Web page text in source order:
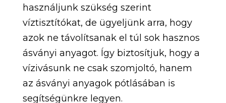
használjunk szükség szerint
víztisztítókat, de ügyeljünk arra, hogy
azok ne távolítsanak el túl sok hasznos
ásványi anyagot. Így biztosítjuk, hogy a
vízivásunk ne csak szomjoltó, hanem
az ásványi anyagok pótlásában is
segítségünkre legyen.